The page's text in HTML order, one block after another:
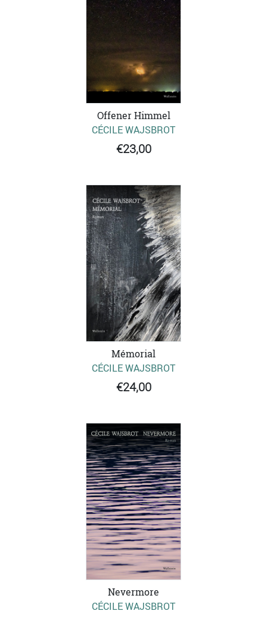
Offener Himmel
CÉCILE WAJSBROT
€23,00
Mémorial
CÉCILE WAJSBROT
€24,00
Nevermore
CÉCILE WAJSBROT